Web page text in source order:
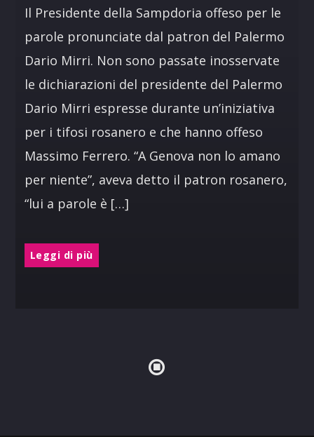
Il Presidente della Sampdoria offeso per le
parole pronunciate dal patron del Palermo
Dario Mirri. Non sono passate inosservate
le dichiarazioni del presidente del Palermo
Dario Mirri espresse durante un’iniziativa
per i tifosi rosanero e che hanno offeso
Massimo Ferrero. “A Genova non lo amano
per niente”, aveva detto il patron rosanero,
“lui a parole è […]
Leggi di più